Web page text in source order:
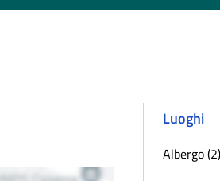
Luoghi
Albergo (2)